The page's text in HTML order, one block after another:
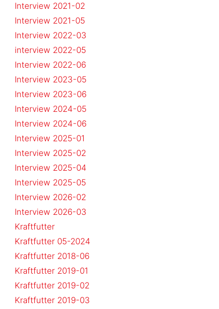
Interview 2021-02
Interview 2021-05
Interview 2022-03
interview 2022-05
Interview 2022-06
Interview 2023-05
Interview 2023-06
Interview 2024-05
Interview 2024-06
Interview 2025-01
Interview 2025-02
Interview 2025-04
Interview 2025-05
Interview 2026-02
Interview 2026-03
Kraftfutter
Kraftfutter 05-2024
Kraftfutter 2018-06
Kraftfutter 2019-01
Kraftfutter 2019-02
Kraftfutter 2019-03